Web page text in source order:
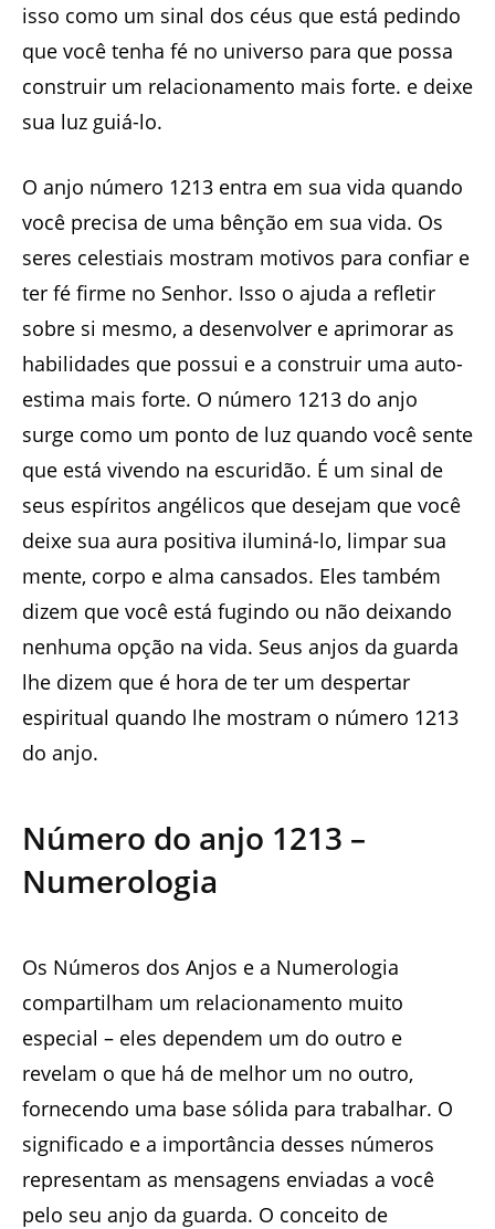
isso como um sinal dos céus que está pedindo
que você tenha fé no universo para que possa
construir um relacionamento mais forte. e deixe
sua luz guiá-lo.
O anjo número 1213 entra em sua vida quando
você precisa de uma bênção em sua vida. Os
seres celestiais mostram motivos para confiar e
ter fé firme no Senhor. Isso o ajuda a refletir
sobre si mesmo, a desenvolver e aprimorar as
habilidades que possui e a construir uma auto-
estima mais forte. O número 1213 do anjo
surge como um ponto de luz quando você sente
que está vivendo na escuridão. É um sinal de
seus espíritos angélicos que desejam que você
deixe sua aura positiva iluminá-lo, limpar sua
mente, corpo e alma cansados. Eles também
dizem que você está fugindo ou não deixando
nenhuma opção na vida. Seus anjos da guarda
lhe dizem que é hora de ter um despertar
espiritual quando lhe mostram o número 1213
do anjo.
Número do anjo 1213 –
Numerologia
Os Números dos Anjos e a Numerologia
compartilham um relacionamento muito
especial – eles dependem um do outro e
revelam o que há de melhor um no outro,
fornecendo uma base sólida para trabalhar. O
significado e a importância desses números
representam as mensagens enviadas a você
pelo seu anjo da guarda. O conceito de